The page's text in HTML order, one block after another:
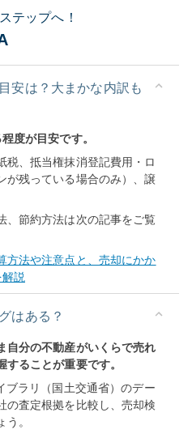
テップへ！
安は？大まかな内訳も
度が目安です。
税、抵当権抹消登記費用・ロ
が残っている場合のみ）、譲
、節約方法は次の記事をご覧
方法や注意点と、売却にかか
説
はある？
自分の不動産がいくらで売れ
ることが重要です。
ブラリ（国土交通省）のデー
の査定根拠を比較し、売却検
。